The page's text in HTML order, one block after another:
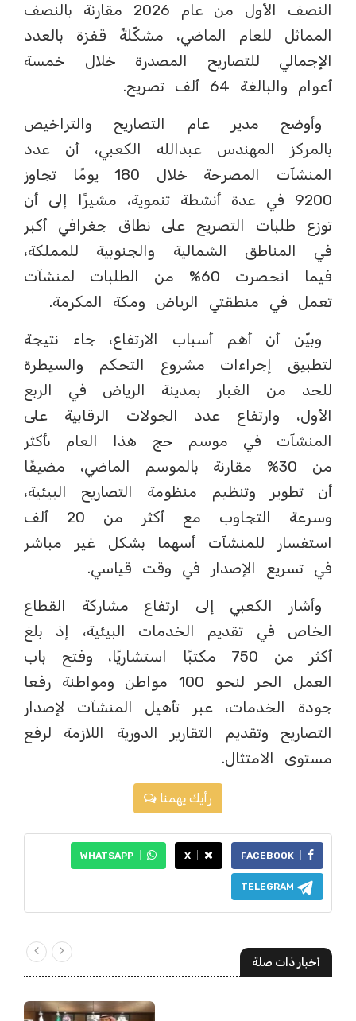
النصف الأول من عام 2026 مقارنة بالنصف
المماثل للعام الماضي، مشكّلةً قفزة بالعدد
الإجمالي للتصاريح المصدرة خلال خمسة
أعوام والبالغة 64 ألف تصريح.
وأوضح مدير عام التصاريح والتراخيص
بالمركز المهندس عبدالله الكعبي، أن عدد
المنشآت المصرحة خلال 180 يومًا تجاوز
9200 في عدة أنشطة تنموية، مشيرًا إلى أن
توزع طلبات التصريح على نطاق جغرافي أكبر
في المناطق الشمالية والجنوبية للمملكة،
فيما انحصرت 60% من الطلبات لمنشآت
تعمل في منطقتي الرياض ومكة المكرمة.
وبيّن أن أهم أسباب الارتفاع، جاء نتيجة
لتطبيق إجراءات مشروع التحكم والسيطرة
للحد من الغبار بمدينة الرياض في الربع
الأول، وارتفاع عدد الجولات الرقابية على
المنشآت في موسم حج هذا العام بأكثر
من 30% مقارنة بالموسم الماضي، مضيفًا
أن تطوير وتنظيم منظومة التصاريح البيئية،
وسرعة التجاوب مع أكثر من 20 ألف
استفسار للمنشآت أسهما بشكل غير مباشر
في تسريع الإصدار في وقت قياسي.
وأشار الكعبي إلى ارتفاع مشاركة القطاع
الخاص في تقديم الخدمات البيئية، إذ بلغ
أكثر من 750 مكتبًا استشاريًا، وفتح باب
العمل الحر لنحو 100 مواطن ومواطنة رفعا
جودة الخدمات، عبر تأهيل المنشآت لإصدار
التصاريح وتقديم التقارير الدورية اللازمة لرفع
مستوى الامتثال.
رأيك يهمنا
FACEBOOK
X
WHATSAPP
TELEGRAM
أخبار ذات صلة